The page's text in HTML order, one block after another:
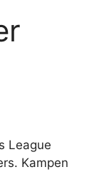
League
Kampen